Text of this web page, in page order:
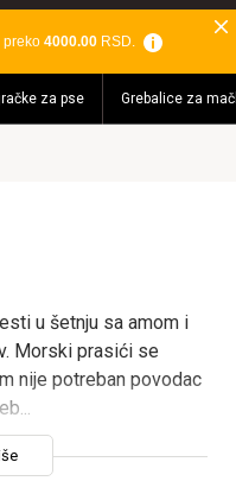
preko 4000.00RSD.
za pse Grebalice za
u šetnju sa amom i
Morski prasići se
nije potreban povodac
...